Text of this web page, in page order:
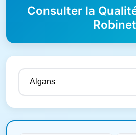
Consulter la
Robinet
Résultats de qualité